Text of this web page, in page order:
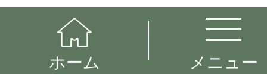
ホーム メニュー